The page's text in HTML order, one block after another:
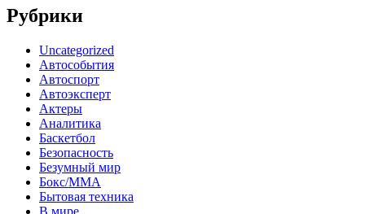
Рубрики
Uncategorized
Автособытия
Автоспорт
Автоэксперт
Актеры
Аналитика
Баскетбол
Безопасность
Безумный мир
Бокс/MMA
Бытовая техника
В мире